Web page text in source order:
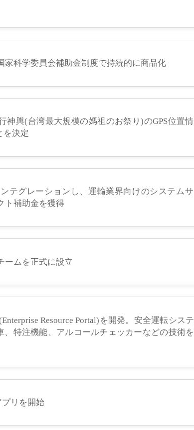
家科学委員会補助金制度で持続的に商品化
神輿(台湾最大規模の媽祖のお祭り)のGPS位置
を決定
ンテグレーションし、運輸業界向けのシステム
ト補助金を獲得
ームを正式に設立
Resource Portal)を開発。安全運転シス
、特注機能、アルコールチェッカーなどの技術
リを開始